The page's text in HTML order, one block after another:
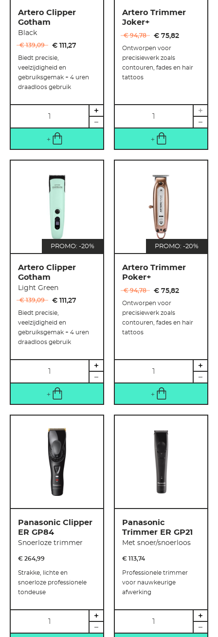
Artero Clipper
Gotham
Black
€ 139,09 € 111,27
Biedt precisie,
veelzijdigheid en
gebruiksgemak + 4 uren
draadloos gebruik
Artero Trimmer
Joker+
€ 94,78 € 75,82
Ontworpen voor
precisiewerk zoals
contouren, fades en hair
tattoos
PROMO: -20%
Artero Clipper
Gotham
Light Green
€ 139,09 € 111,27
Biedt precisie,
veelzijdigheid en
gebruiksgemak + 4 uren
draadloos gebruik
PROMO: -20%
Artero Trimmer
Poker+
€ 94,78 € 75,82
Ontworpen voor
precisiewerk zoals
contouren, fades en hair
tattoos
Panasonic Clipper
ER GP84
Snoerloze trimmer
€ 264,99
Strakke, lichte en
snoerloze professionele
tondeuse
Panasonic
Trimmer ER GP21
Met snoer/snoerloos
€ 113,74
Professionele trimmer
voor nauwkeurige
afwerking